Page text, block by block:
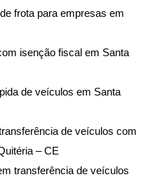
frota para empresas em
isenção fiscal em Santa
de veículos em Santa
de veículos com
– CE
transferência de veículos